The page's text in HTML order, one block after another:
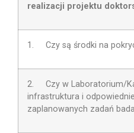
realizacji projektu
1. Czy są środki na
2. Czy w Laboratorium/
infrastruktura i
zaplanowanych zadań